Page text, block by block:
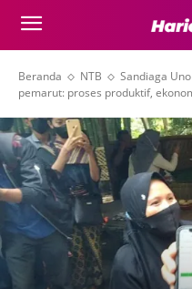
Beranda NTB
Sandiaga
pemarut: proses produktif,